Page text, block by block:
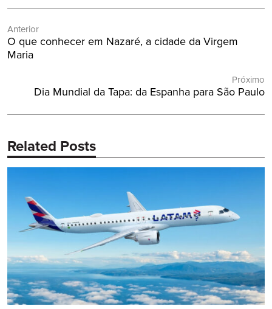
de
Post
Anterior
Post
Anterior:
O que conhecer em Nazaré, a cidade da Virgem
Maria
Próximo
Próximo
Dia Mundial da Tapa: da Espanha para São Paulo
Related Posts